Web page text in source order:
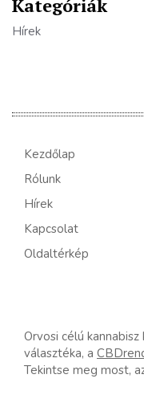
Kategóriák
Hírek
Kezdőlap
Rólunk
Hírek
Kapcsolat
Oldaltérkép
Orvosi célú
választéka, a
Tekintse meg most,